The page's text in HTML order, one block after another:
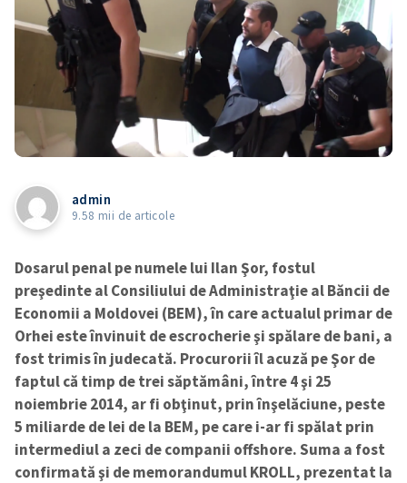
admin
9.58 mii de articole
Dosarul penal pe numele lui Ilan Şor, fostul
preşedinte al Consiliului de Administraţie al Băncii de
Economii a Moldovei (BEM), în care actualul primar de
Orhei este învinuit de escrocherie şi spălare de bani, a
fost trimis în judecată. Procurorii îl acuză pe Şor de
faptul că timp de trei săptămâni, între 4 şi 25
noiembrie 2014, ar fi obţinut, prin înşelăciune, peste
5 miliarde de lei de la BEM, pe care i-ar fi spălat prin
intermediul a zeci de companii offshore. Suma a fost
confirmată şi de memorandumul KROLL, prezentat la